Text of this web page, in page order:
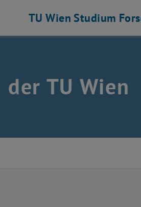
TU Wien Studium
TU Wien